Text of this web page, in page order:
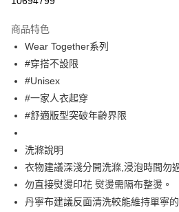
街口支付
悠遊付
大哥付你分期
相關說明
2.付款方式選擇「大哥付你分期」，訂單成
流程，驗證手機門號後，選擇欲分期的期數
3.實際核准額度、可分期數及費用金額請依
4.訂單成立30分鐘內，如未前往確認交易或
ATM付款
運送方式
商品特色
Wear Together系列
#穿搭不設限
#Unisex
#一家人衣起穿
#舒適版型突破年齡界限
洗滌說明
衣物建議深淺分開洗滌,浸泡時間勿
勿直接熨燙印花 熨燙需隔布整燙。
丹寧布建議反面清洗較能維持單寧的